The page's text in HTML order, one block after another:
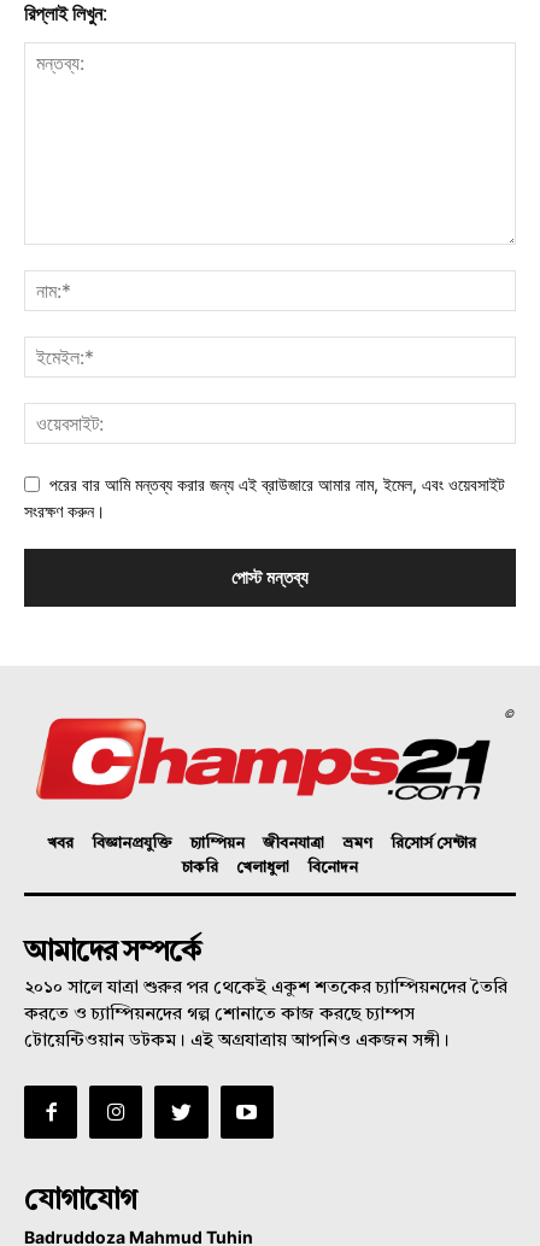
রিপ্লাই লিখুন:
পরের বার আমি মন্তব্য করার জন্য এই ব্রাউজারে আমার নাম, ইমেল, এবং ওয়েবসাইট
সংরক্ষণ করুন।
©
খবর বিজ্ঞানপ্রযুক্তি চ্যাম্পিয়ন জীবনযাত্রা ভ্রমণ
রিসোর্স সেন্টার
চাকরি
খেলাধুলা বিনোদন
আমাদের সম্পর্কে
২০১০ সালে যাত্রা শুরুর পর থেকেই একুশ শতকের চ্যাম্পিয়নদের তৈরি
করতে ও চ্যাম্পিয়নদের গল্প শোনাতে কাজ করছে চ্যাম্পস
টোয়েন্টিওয়ান ডটকম। এই অগ্রযাত্রায় আপনিও একজন সঙ্গী।
যোগাযোগ
Badruddoza Mahmud Tuhin